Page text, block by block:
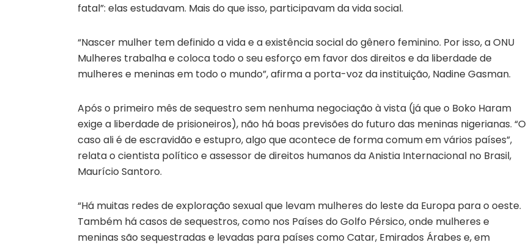
fatal”: elas estudavam. Mais do que isso, participavam da vida social.
“Nascer mulher tem definido a vida e a existência social do gênero feminino. Por isso, a ONU
Mulheres trabalha e coloca todo o seu esforço em favor dos direitos e da liberdade de
mulheres e meninas em todo o mundo”, afirma a porta-voz da instituição, Nadine Gasman.
Após o primeiro mês de sequestro sem nenhuma negociação à vista (já que o Boko Haram
exige a liberdade de prisioneiros), não há boas previsões do futuro das meninas nigerianas. “O
caso ali é de escravidão e estupro, algo que acontece de forma comum em vários países”,
relata o cientista político e assessor de direitos humanos da Anistia Internacional no Brasil,
Maurício Santoro.
“Há muitas redes de exploração sexual que levam mulheres do leste da Europa para o oeste.
Também há casos de sequestros, como nos Países do Golfo Pérsico, onde mulheres e
meninas são sequestradas e levadas para países como Catar, Emirados Árabes e, em